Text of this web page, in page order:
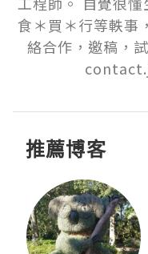
食＊買＊行等軼事
絡合作，邀稿，
推薦博客